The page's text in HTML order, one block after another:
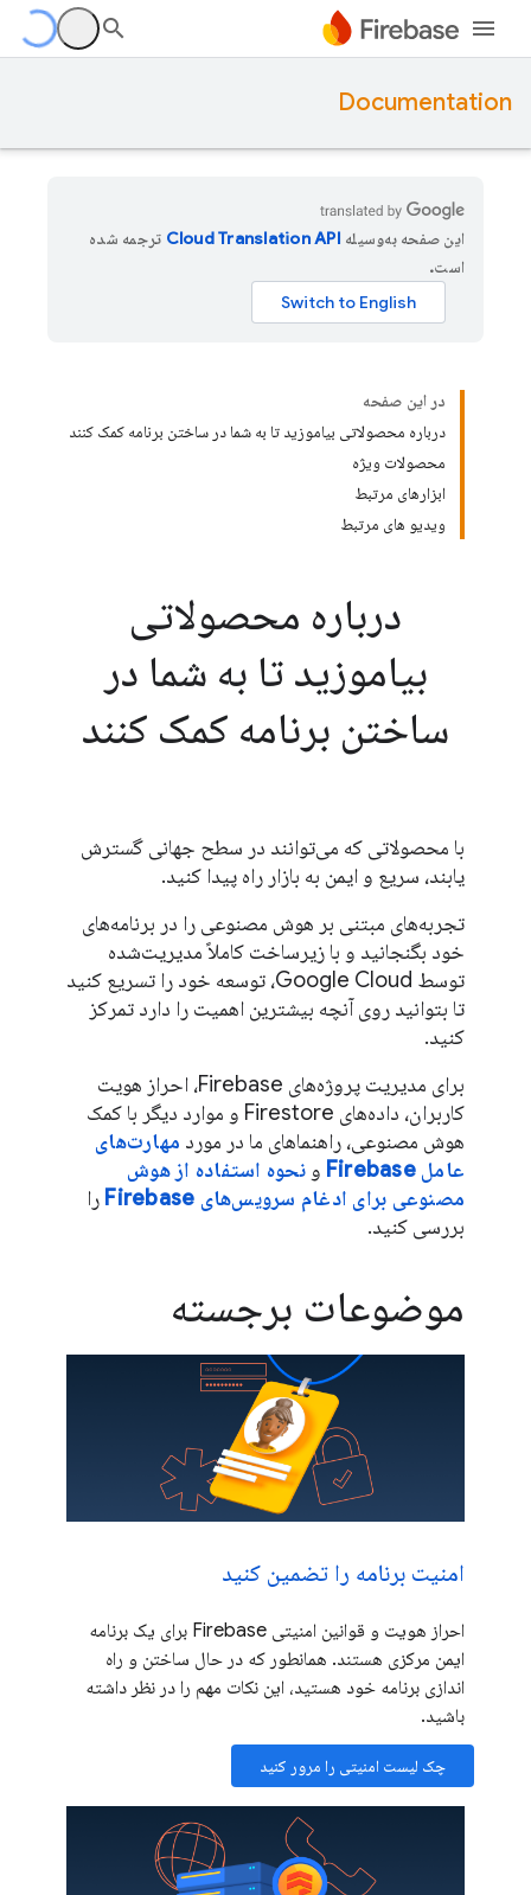
Documentation
این صفحه به‌وسیله
ترجمه شده
است.
در این صفحه
درباره محصولاتی بیاموزید تا به شما در ساختن برنامه کمک کنند
محصولات ویژه
ابزارهای مرتبط
ویدیو های مرتبط
درباره محصولاتی
بیاموزید تا به شما در
ساختن برنامه کمک کنند
با محصولاتی که می‌توانند در سطح جهانی گسترش
یابند، سریع و ایمن به بازار راه پیدا کنید.
تجربه‌های مبتنی بر هوش مصنوعی را در برنامه‌های
خود بگنجانید و با زیرساخت کاملاً مدیریت‌شده
توسط Google Cloud، توسعه خود را تسریع کنید
تا بتوانید روی آنچه بیشترین اهمیت را دارد تمرکز
کنید.
برای مدیریت پروژه‌های Firebase، احراز هویت
کاربران، داده‌های Firestore و موارد دیگر با کمک
هوش مصنوعی، راهنماهای ما در مورد مهارت‌های
عامل Firebase
ونحوه استفاده از هوش
مصنوعی برای ادغام سرویس‌های Firebase
را
بررسی کنید.
موضوعات برجسته
امنیت برنامه را تضمین کنید
احراز هویت و قوانین امنیتی Firebase برای یک برنامه
ایمن مرکزی هستند. همانطور که در حال ساختن و راه
اندازی برنامه خود هستید، این نکات مهم را در نظر داشته
باشید.
چک لیست امنیتی را مرور کنید